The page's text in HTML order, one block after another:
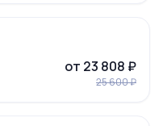
от 23 808 ₽
25 600 ₽